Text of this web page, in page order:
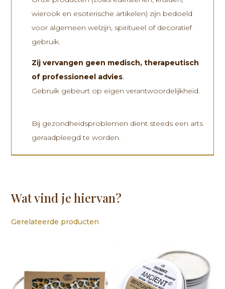
wierook en esoterische artikelen) zijn bedoeld
voor algemeen welzijn, spiritueel of decoratief
gebruik.
Zij vervangen geen medisch, therapeutisch
of professioneel advies.
Gebruik gebeurt op eigen verantwoordelijkheid.
Bij gezondheidsproblemen dient steeds een arts
geraadpleegd te worden.
Wat vind je hiervan?
Gerelateerde producten